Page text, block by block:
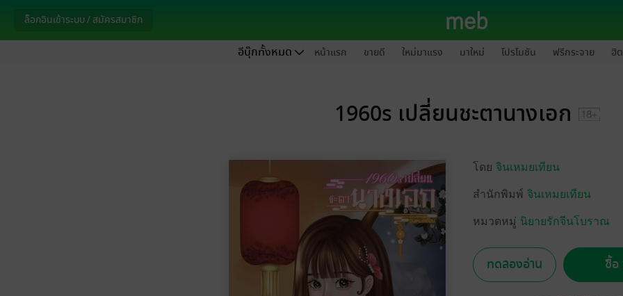
ล็อกอินเข้าระบบ / สมัครสมาชิก
อีบุ๊กทั้งหมด หน้าแรก ขายดี ใหม่มาแรง มาใหม่ โปรโมชัน ฟรีกระจาย ฮิ
1960s เปลี่ยนชะตานางเอก
โดย จินเหมยเทียน
สำนักพิมพ์ จินเหมยเทียน
หมวดหมู่ นิยายรักจีนโบราณ
ทดลองอ่าน ซื้อ